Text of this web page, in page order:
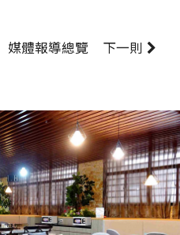
媒體報導總覽 下一則